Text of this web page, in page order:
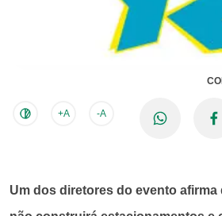
+A -A
Um dos diretores do evento afirma